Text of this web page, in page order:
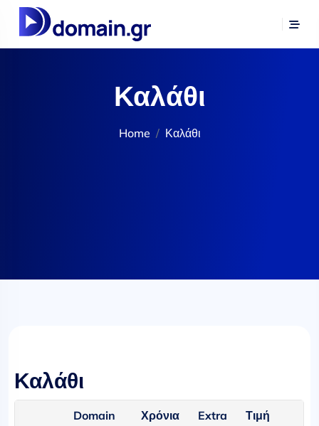
Καλάθι
Home Καλάθι
Καλάθι
Domain Χρόνια Extra Τιμή